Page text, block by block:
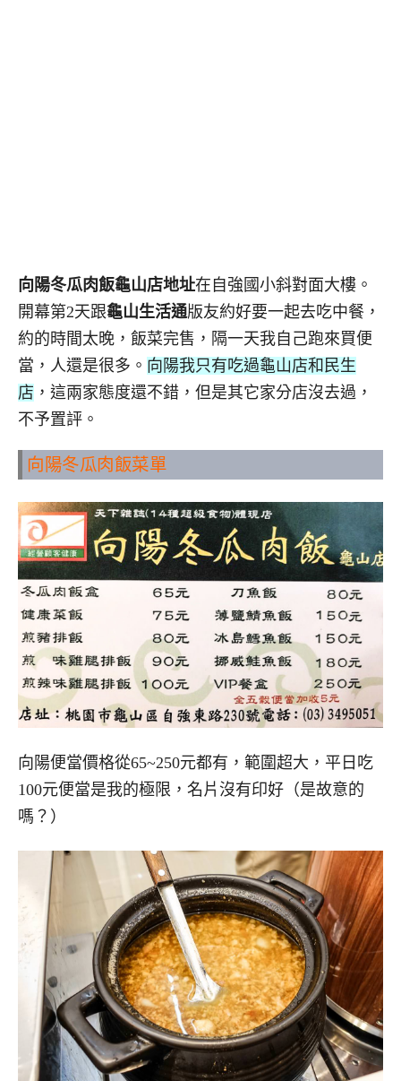
向陽冬瓜肉飯龜山店地址在自強國小斜對面大樓。
開幕第2天跟龜山生活通版友約好要一起去吃中餐，
約的時間太晚，飯菜完售，隔一天我自己跑來買便
當，人還是很多。 向陽我只有吃過龜山店和民生
店 ，這兩家態度還不錯，但是其它家分店沒去過，
不予置評。
向陽冬瓜肉飯菜單
向陽便當價格從65~250元都有，範圍超大，平日吃
100元便當是我的極限，名片沒有印好（是故意的
嗎？）